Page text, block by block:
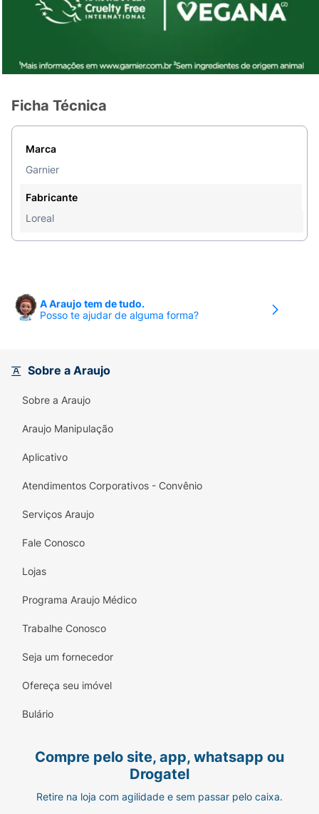
Ficha Técnica
Marca
Garnier
Fabricante
Loreal
A Araujo tem de tudo.
Posso te ajudar de alguma forma?
Sobre a Araujo
Sobre a Araujo
Araujo Manipulação
Aplicativo
Atendimentos Corporativos - Convênio
Serviços Araujo
Fale Conosco
Lojas
Programa Araujo Médico
Trabalhe Conosco
Seja um fornecedor
Ofereça seu imóvel
Bulário
Compre pelo site, app, whatsapp ou
Drogatel
Retire na loja com agilidade e sem passar pelo caixa.